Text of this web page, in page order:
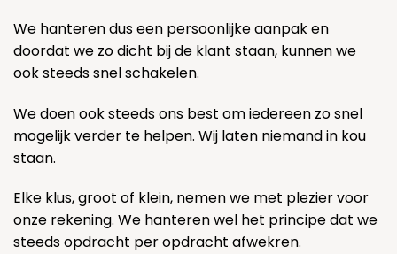
We hanteren dus een persoonlijke aanpak en
doordat we zo dicht bij de klant staan, kunnen we
ook steeds snel schakelen.
We doen ook steeds ons best om iedereen zo snel
mogelijk verder te helpen. Wij laten niemand in kou
staan.
Elke klus, groot of klein, nemen we met plezier voor
onze rekening. We hanteren wel het principe dat we
steeds opdracht per opdracht afwekren.